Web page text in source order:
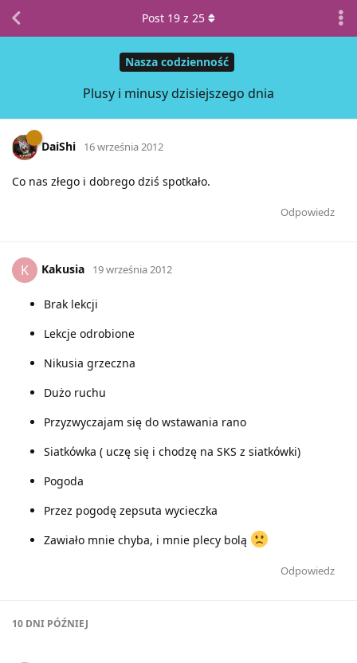
Nasza codzienność
Plusy i minusy dzisiejszego dnia
Post 19 z 25
DaiShi 16 września 2012
Co nas złego i dobrego dziś spotkało.
Odpowiedz
K Kakusia 19 września 2012
Brak lekcji
Lekcje odrobione
Nikusia grzeczna
Dużo ruchu
Przyzwyczajam się do wstawania rano
Siatkówka ( uczę się i chodzę na SKS z siatkówki)
Pogoda
Przez pogodę zepsuta wycieczka
Zawiało mnie chyba, i mnie plecy bolą
Odpowiedz
10 DNI PÓŹNIEJ